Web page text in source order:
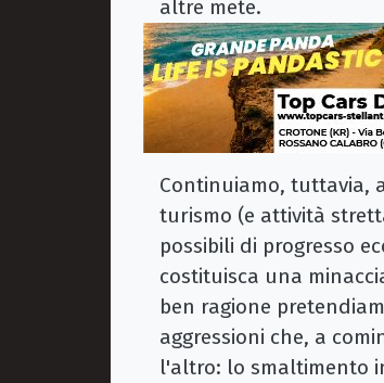
altre mete.
Continuiamo, tuttavia,
turismo (e attività
possibili di progresso
costituisca una
ben ragione
aggressioni che, a
l'altro: lo smaltimento